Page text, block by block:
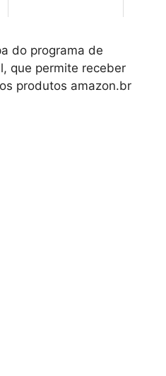
do programa de
que permite receber
produtos amazon.br